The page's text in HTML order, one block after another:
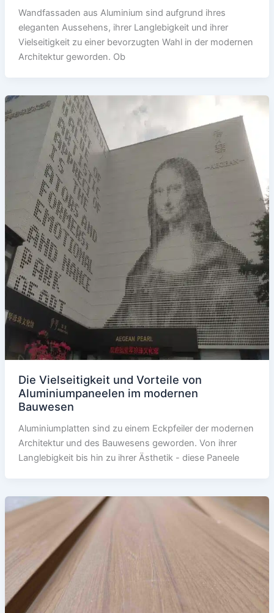
Wandfassaden aus Aluminium sind aufgrund ihres
eleganten Aussehens, ihrer Langlebigkeit und ihrer
Vielseitigkeit zu einer bevorzugten Wahl in der modernen
Architektur geworden. Ob
Die Vielseitigkeit und Vorteile von
Aluminiumpaneelen im modernen
Bauwesen
Aluminiumplatten sind zu einem Eckpfeiler der modernen
Architektur und des Bauwesens geworden. Von ihrer
Langlebigkeit bis hin zu ihrer Ästhetik - diese Paneele